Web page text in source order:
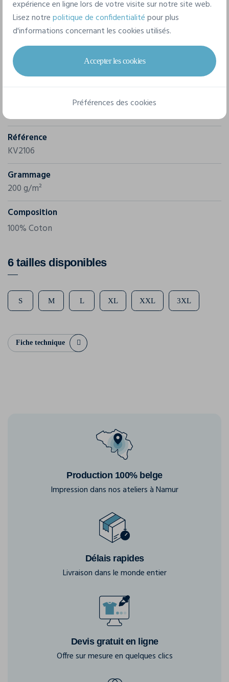
Caractéristiques
Référence
KV2106
Grammage
200 g/m²
Composition
100% Coton
6 tailles disponibles
S M L XL XXL 3XL
Fiche technique
Production 100% belge
Impression dans nos ateliers à Namur
Délais rapides
Livraison dans le monde entier
Devis gratuit en ligne
Offre sur mesure en quelques clics
expérience en ligne lors de votre visite sur notre site web.
Lisez notrepolitique de confidentialitépour plus
d'informations concernant les cookies utilisés.
Accepter les cookies
Préférences des cookies